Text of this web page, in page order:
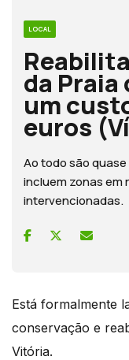
LOCAL
da
um
euros
Ao todo são
incluem zonas em
intervencionadas.
Está formalmente
conservação e
Vitória.